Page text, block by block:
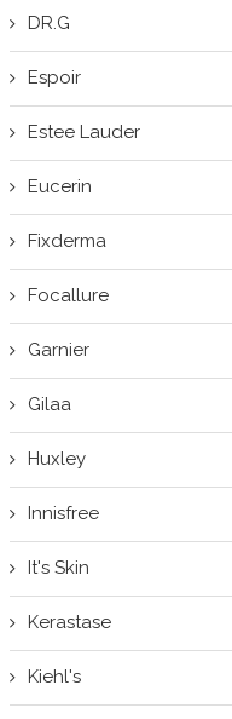
DR.G
Espoir
Estee Lauder
Eucerin
Fixderma
Focallure
Garnier
Gilaa
Huxley
Innisfree
It's Skin
Kerastase
Kiehl's